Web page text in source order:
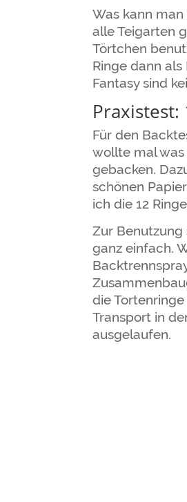
Was kann
alle Teigarten
Törtchen
Ringe dann
Fantasy sind
Praxistest:
Für den
wollte mal
gebacken.
schönen
ich die 12
Zur Benutzung
ganz einfach.
die
Transport in
ausgelaufen.